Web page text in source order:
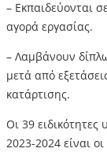
– Εκπαιδεύονται
αγορά εργασίας.
– Λαμβάνουν
μετά από
κατάρτισης.
Οι 39
2023-2024 είναι οι